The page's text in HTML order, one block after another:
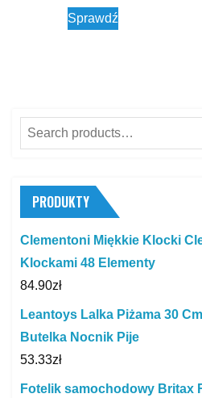
Sprawdź
Search
for:
PRODUKTY
Clementoni Miękkie Klocki
Klockami 48 Elementy
84.90zł
Leantoys Lalka Piżama 30
Butelka Nocnik Pije
53.33zł
Fotelik samochodowy Britax